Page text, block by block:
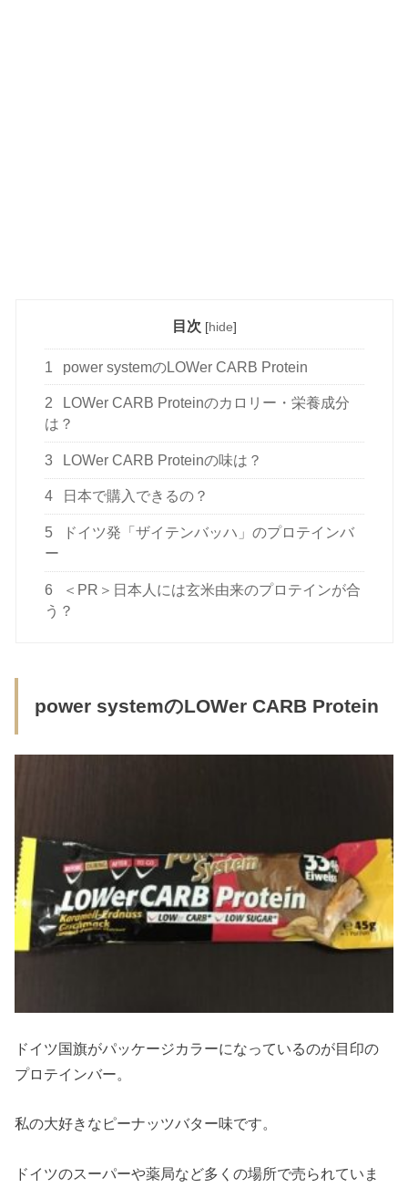
目次 [hide]
1 power systemのLOWer CARB Protein
2
LOWer CARB Proteinのカロリー・栄養成分
は？
3 LOWer CARB Proteinの味は？
4 日本で購入できるの？
5
ドイツ発「ザイテンバッハ」のプロテインバ
ー
6
＜PR＞日本人には玄米由来のプロテインが合
う？
power systemのLOWer CARB Protein
ドイツ国旗がパッケージカラーになっているのが目印の
プロテインバー。
私の大好きなピーナッツバター味です。
ドイツのスーパーや薬局など多くの場所で売られていま